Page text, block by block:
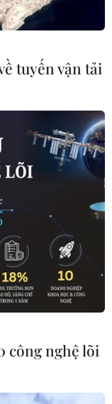
#Bộ Y tế
viện
tuyến vận tải
công nghệ lõi